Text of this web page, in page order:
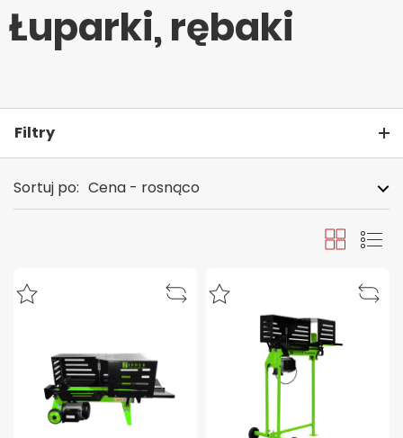
Łuparki, rębaki
Sortuj po: Cena - rosnąco
SiatkaLista
Filtry